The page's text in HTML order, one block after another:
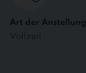
Art der Anstellung
Vollzeit